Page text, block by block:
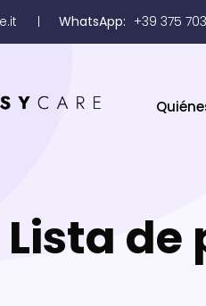
WhatsApp: +39 375
Lista